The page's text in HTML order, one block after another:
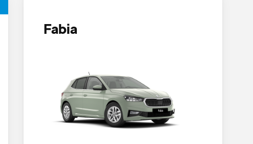
Fabia